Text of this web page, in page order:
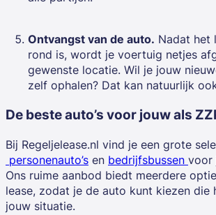
Ontvangst van de auto. Nadat het
rond is, wordt je voertuig netjes
gewenste locatie. Wil je jouw
zelf ophalen? Dat kan natuurlijk
De beste auto’s voor jouw als
Bij Regeljelease.nl vind je een grote
personenauto’s en bedrijfsbussen voor
Ons ruime aanbod biedt meerdere
lease, zodat je de auto kunt kiezen die
jouw situatie.